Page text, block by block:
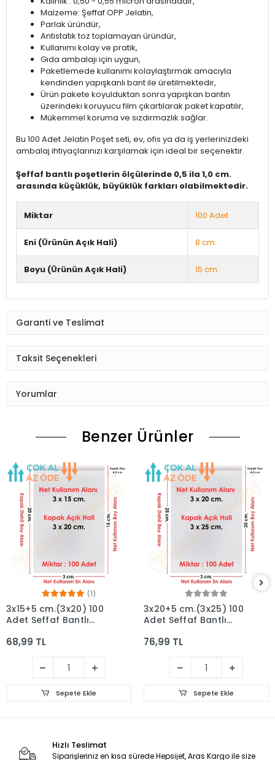
Malzeme: Şeffaf OPP Jelatin,
Parlak üründür,
Antistatik toz toplamayan üründür,
Kullanımı kolay ve pratik,
Gıda ambalajı için uygun,
Paketlemede kullanımı kolaylaştırmak amacıyla
kendinden yapışkanlı bant ile üretilmektedir,
Ürün pakete koyulduktan sonra yapışkan bantın
üzerindeki koruyucu film çıkartılarak paket kapatılır,
Mükemmel koruma ve sızdırmazlık sağlar.
Bu 100 Adet Jelatin Poşet seti, ev, ofis ya da iş yerlerinizdeki
ambalaj ihtiyaçlarınızı karşılamak için ideal bir seçenektir.
Şeffaf bantlı poşetlerin ölçülerinde 0,5 ila 1,0 cm.
arasında küçüklük, büyüklük farkları olabilmektedir.
Miktar 100 Adet
Eni (Ürünün Açık Hali) 8 cm.
Boyu (Ürünün Açık Hali) 15 cm.
Garanti ve Teslimat
Taksit Seçenekleri
Yorumlar
Benzer Ürünler
(1)
3x15+5 cm.(3x20) 100
Adet Şeffaf Bantlı
68,99 TL
Sepete Ekle
3x20+5 cm.(3x25) 100
Adet Şeffaf Bantlı
76,99 TL
Sepete Ekle
Hızlı Teslimat
Siparişleriniz en kısa sürede Hepsijet, Aras Kargo ile size